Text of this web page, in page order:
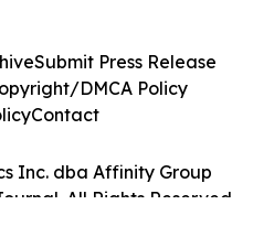
Inc. dba Affinity Group
All Rights Reserved.
Submit Press Release
DMCA Policy
Contact